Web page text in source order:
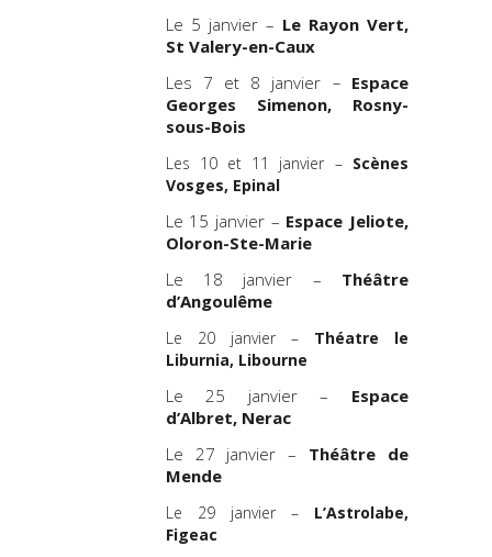
Le 5 janvier – Le Rayon Vert,
St Valery-en-Caux
Les 7 et 8 janvier – Espace
Georges Simenon, Rosny-
sous-Bois
Les 10 et 11 janvier – Scènes
Vosges, Epinal
Le 15 janvier – Espace Jeliote,
Oloron-Ste-Marie
Le 18 janvier – Théâtre
d’Angoulême
Le 20 janvier – Théatre le
Liburnia, Libourne
Le 25 janvier – Espace
d’Albret, Nerac
Le 27 janvier – Théâtre de
Mende
Le 29 janvier – L’Astrolabe,
Figeac